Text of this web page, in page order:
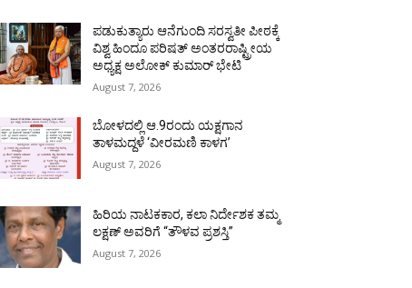
ಪಡುಕುತ್ಯಾರು ಆನೆಗುಂದಿ ಸರಸ್ವತೀ ಪೀಠಕ್ಕೆ
ವಿಶ್ವ ಹಿಂದೂ ಪರಿಷತ್ ಅಂತರರಾಷ್ಟ್ರೀಯ
ಅಧ್ಯಕ್ಷ ಅಲೋಕ್ ಕುಮಾರ್ ಭೇಟಿ
August 7, 2026
ಬೋಳದಲ್ಲಿ ಆ.9ರಂದು ಯಕ್ಷಗಾನ
ತಾಳಮದ್ದಳೆ ‘ವೀರಮಣಿ ಕಾಳಗ’
August 7, 2026
ಹಿರಿಯ ನಾಟಕಕಾರ, ಕಲಾ ನಿರ್ದೇಶಕ ತಮ್ಮ
ಲಕ್ಷಣ್ ಅವರಿಗೆ “ತೌಳವ ಪ್ರಶಸ್ತಿ”
August 7, 2026